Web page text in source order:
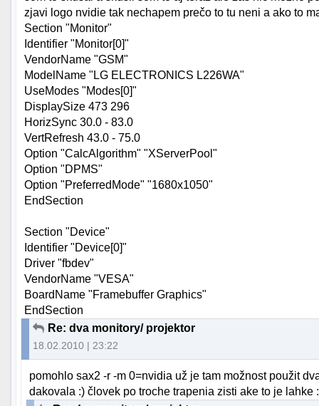
zjavi logo nvidie tak nechapem prečo to tu neni a ako to
Section "Monitor"
Identifier "Monitor[0]"
VendorName "GSM"
ModelName "LG ELECTRONICS L226WA"
UseModes "Modes[0]"
DisplaySize 473 296
HorizSync 30.0 - 83.0
VertRefresh 43.0 - 75.0
Option "CalcAlgorithm" "XServerPool"
Option "DPMS"
Option "PreferredMode" "1680x1050"
EndSection
Section "Device"
Identifier "Device[0]"
Driver "fbdev"
VendorName "VESA"
BoardName "Framebuffer Graphics"
EndSection
Re: dva monitory/ projektor
18.02.2010 | 23:22
pomohlo sax2 -r -m 0=nvidia už je tam možnost použit
dakovala :) človek po troche trapenia zisti ake to je lahke